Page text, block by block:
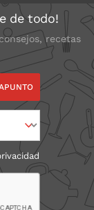
de todo!
recetas